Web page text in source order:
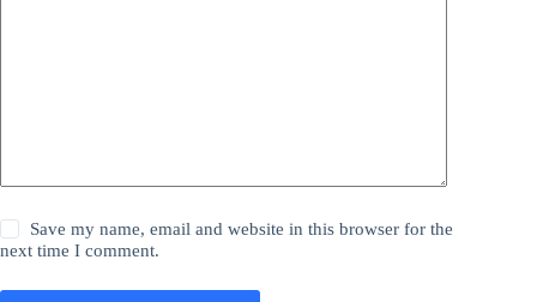
Save my name, email and website in this browser for the
next time I comment.